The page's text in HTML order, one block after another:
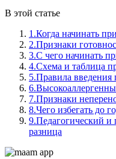
В этой статье
1.Когда начинать
2.Признаки
3.С чего начинать
4.Схема и таблица
5.Правила введения
6.
7.Признаки
8.Чего избегать до
9.Педагогический и
разница